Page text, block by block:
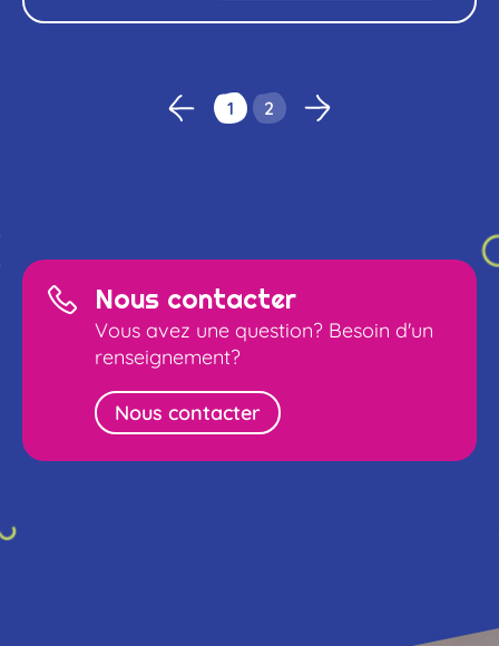
1 2
Nous contacter
Vous avez une question? Besoin d'un
renseignement?
Nous contacter